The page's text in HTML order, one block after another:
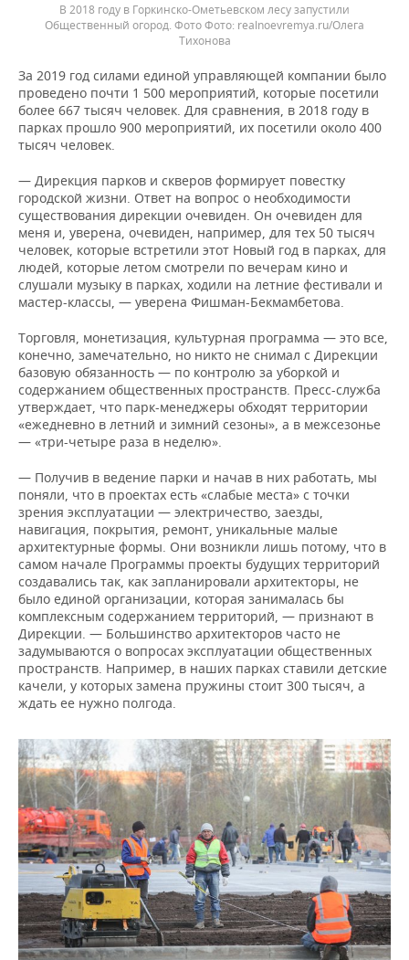
В 2018 году в Горкинско-Ометьевском лесу запустили
Общественный огород. Фото
realnoevremya.ru/Олега
Тихонова
За 2019 год силами единой управляющей компании было
проведено почти 1 500 мероприятий, которые посетили
более 667 тысяч человек. Для сравнения, в 2018 году в
парках прошло 900 мероприятий, их посетили около 400
тысяч человек.
— Дирекция парков и скверов формирует повестку
городской жизни. Ответ на вопрос о необходимости
существования дирекции очевиден. Он очевиден для
меня и, уверена, очевиден, например, для тех 50 тысяч
человек, которые встретили этот Новый год в парках, для
людей, которые летом смотрели по вечерам кино и
слушали музыку в парках, ходили на летние фестивали и
мастер-классы, — уверена Фишман-Бекмамбетова.
Торговля, монетизация, культурная программа — это все,
конечно, замечательно, но никто не снимал с Дирекции
базовую обязанность — по контролю за уборкой и
содержанием общественных пространств. Пресс-служба
утверждает, что парк-менеджеры обходят территории
«ежедневно в летний и зимний сезоны», а в межсезонье
— «три-четыре раза в неделю».
— Получив в ведение парки и начав в них работать, мы
поняли, что в проектах есть «слабые места» с точки
зрения эксплуатации — электричество, заезды,
навигация, покрытия, ремонт, уникальные малые
архитектурные формы. Они возникли лишь потому, что в
самом начале Программы проекты будущих территорий
создавались так, как запланировали архитекторы, не
было единой организации, которая занималась бы
комплексным содержанием территорий, — признают в
Дирекции. — Большинство архитекторов часто не
задумываются о вопросах эксплуатации общественных
пространств. Например, в наших парках ставили детские
качели, у которых замена пружины стоит 300 тысяч, а
ждать ее нужно полгода.